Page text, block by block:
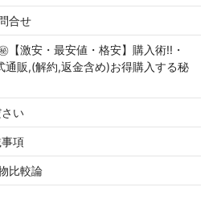
合せ
【激安・最安値・格安】購入術!!・
通販,(解約,返金含め)お得購入する秘
い
項
比較論